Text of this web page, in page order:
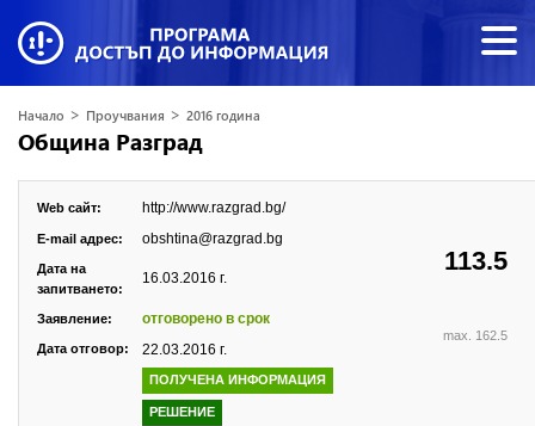
Начало > Проучвания > 2016 година
Община Разград
113.5
max. 162.5
Web сайт: http://www.razgrad.bg/
E-mail адрес: obshtina@razgrad.bg
Дата на
запитването:
16.03.2016 г.
Заявление: отговорено в срок
Дата отговор: 22.03.2016 г.
ПОЛУЧЕНА ИНФОРМАЦИЯ
РЕШЕНИЕ